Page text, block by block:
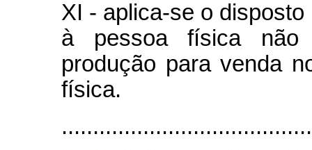
XI - aplica-se o
à pessoa física não
produção para venda
física.